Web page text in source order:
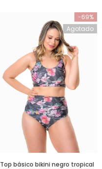
-69%
Agotado
Top básico bikini negro tropical